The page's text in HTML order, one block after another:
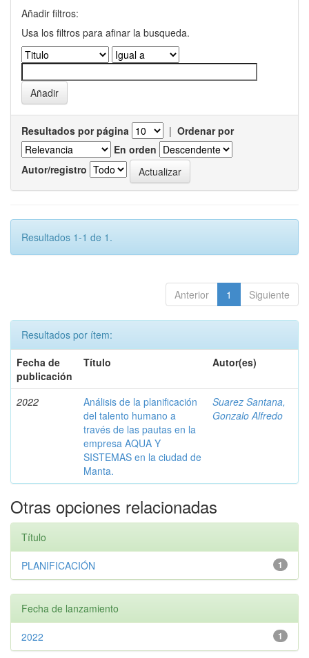
Añadir filtros:
Usa los filtros para afinar la busqueda.
Resultados por página | Ordenar por
En orden
Autor/registro
Resultados 1-1 de 1.
Anterior 1 Siguiente
Resultados por ítem:
Fecha de
publicación
Título Autor(es)
2022
Análisis de la planificación
del talento humano a
través de las pautas en la
empresa AQUA Y
SISTEMAS en la ciudad de
Manta.
Suarez Santana,
Gonzalo Alfredo
Otras opciones relacionadas
Título
1
PLANIFICACIÓN
Fecha de lanzamiento
1
2022